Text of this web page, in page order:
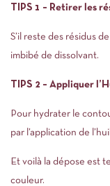
TIPS 1 – Retirer les
S’il reste des résidus
imbibé de dissolvant.
TIPS 2 – Appliquer
Pour hydrater le
par l’application de
Et voilà la dépose est
couleur.